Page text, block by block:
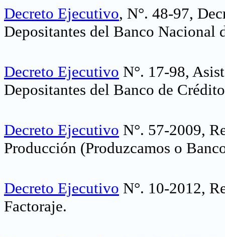
Decreto Ejecutivo, N°. 48-97,
Depositantes del Banco Nacional
Decreto Ejecutivo N°. 17-98,
Depositantes del Banco de
Decreto Ejecutivo N°. 57-2009,
Producción (Produzcamos o
Decreto Ejecutivo N°. 10-2012,
Factoraje.